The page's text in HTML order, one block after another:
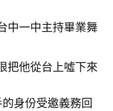
中一中主持畢業舞
把他從台上噓下來
身份受邀義務回